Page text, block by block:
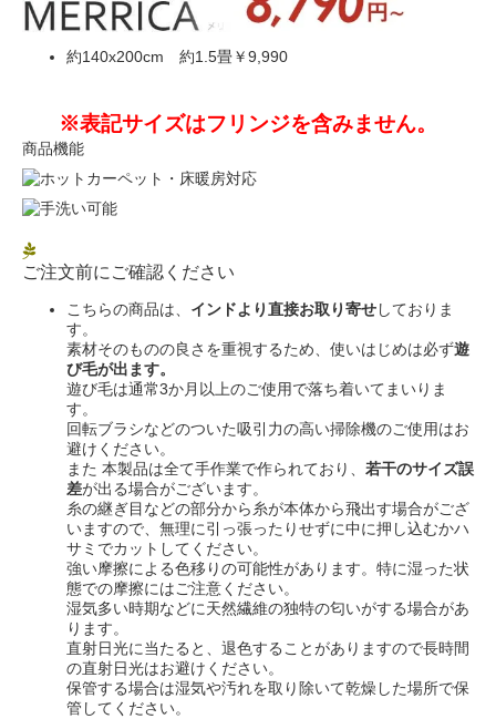
約140x200cm 約1.5畳￥9,990
※表記サイズはフリンジを含みません。
商品機能
ご注文前にご確認ください
こちらの商品は、 インドより直接お取り寄せしておりま
す。
素材そのものの良さを重視するため、使いはじめは必ず遊
び毛が出ます。
遊び毛は通常3か月以上のご使用で落ち着いてまいりま
す。
回転ブラシなどのついた吸引力の高い掃除機のご使用はお
避けください。
また 本製品は全て手作業で作られており、 若干のサイズ誤
差が出る場合がございます。
糸の継ぎ目などの部分から糸が本体から飛出す場合がござ
いますので、無理に引っ張ったりせずに中に押し込むかハ
サミでカットしてください。
強い摩擦による色移りの可能性があります。特に湿った状
態での摩擦にはご注意ください。
湿気多い時期などに天然繊維の独特の匂いがする場合があ
ります。
直射日光に当たると、退色することがありますので長時間
の直射日光はお避けください。
保管する場合は湿気や汚れを取り除いて乾燥した場所で保
管してください。